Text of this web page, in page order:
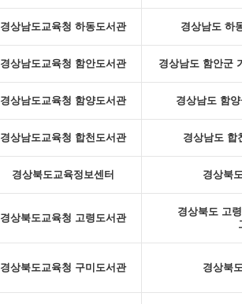
경상남도교육청 하동도서관 경상남도 하
경상남도교육청 함안도서관 경상남도 함안군
경상남도교육청 함양도서관 경상남도 함
경상남도교육청 합천도서관 경상남도 합
경상북도교육정보센터 경상북
경상북도교육청 고령도서관
경상북도 고
경상북도교육청 구미도서관 경상북